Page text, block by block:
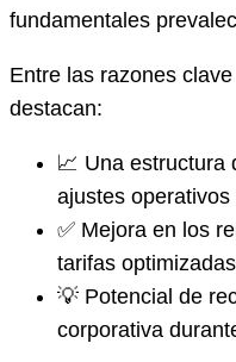
fundamentales
Entre las razones
destacan:
📈 Una estructura
ajustes operativos
✅ Mejora en los
tarifas
💡 Potencial de
corporativa